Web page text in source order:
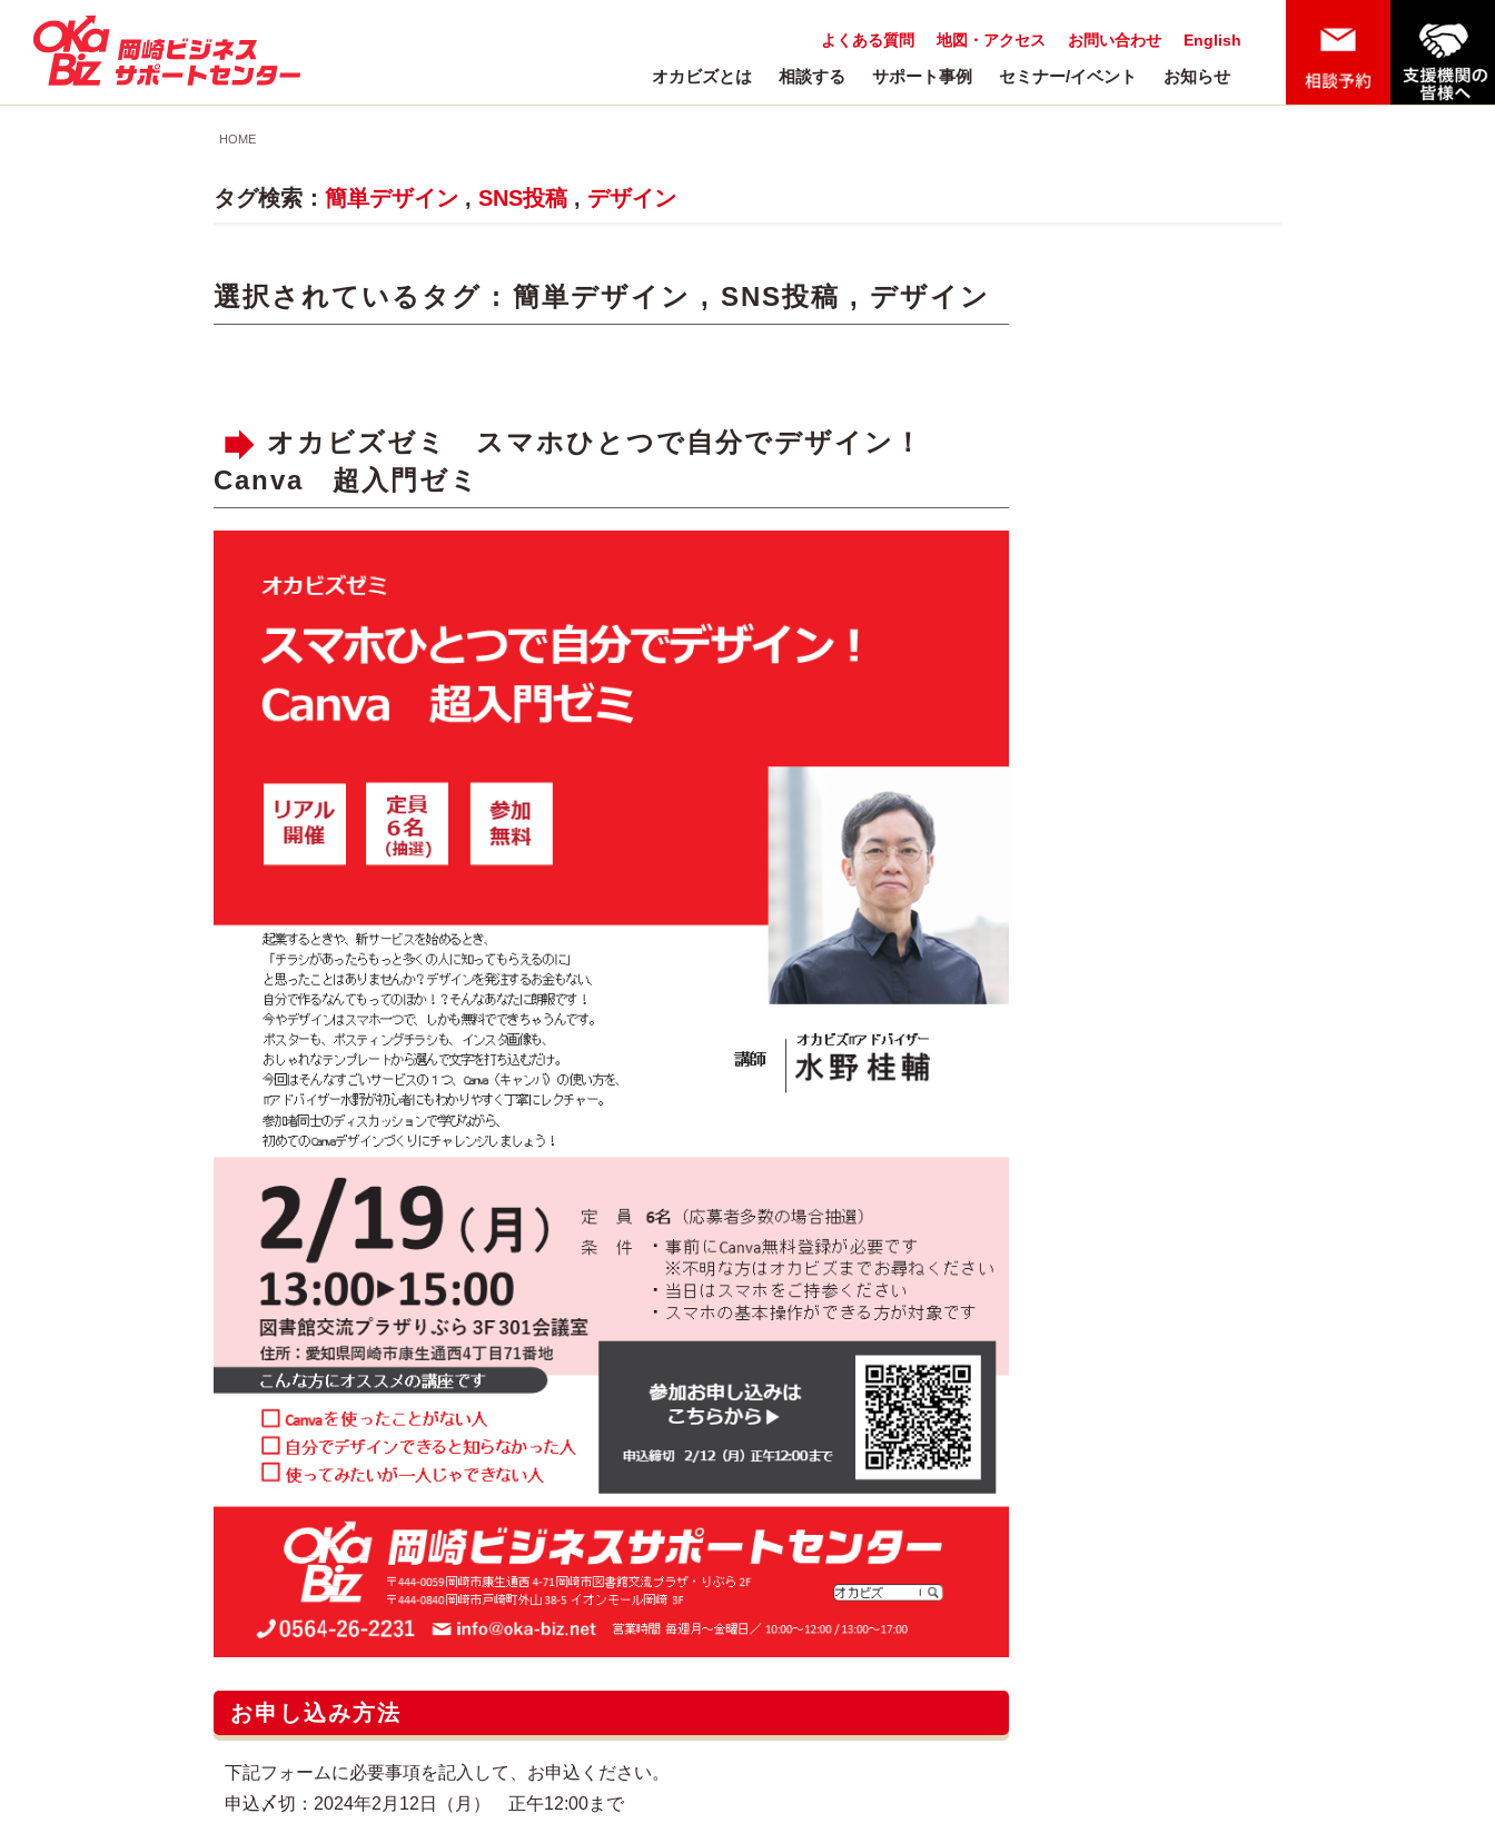
English
お問い合わせ
地図・アクセス
よくある質問
オカビズとは 相談する サポート事例 セミナー/イベント お知らせ
HOME
タグ検索： 簡単デザイン , SNS投稿 , デザイン
選択されているタグ : 簡単デザイン , SNS投稿 , デザイン
オカビズゼミ スマホひとつで自分でデザイン！
Canva 超入門ゼミ
お申し込み方法
下記フォームに必要事項を記入して、お申込ください。
申込〆切：2024年2月12日（月） 正午12:00まで